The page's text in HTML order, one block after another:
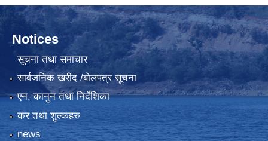
Notices
सूचना तथा समाचार
सार्वजनिक खरीद /बोलपत्र सूचना
एन, कानुन तथा निर्देशिका
कर तथा शुल्कहरु
news